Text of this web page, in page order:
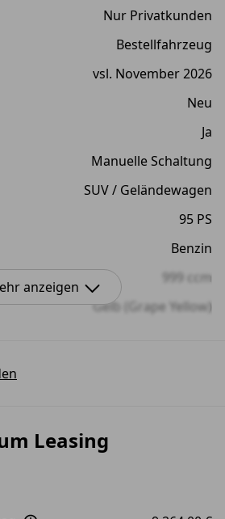
Nur Privatkunden
Bestellfahrzeug
vsl. November 2026
Neu
Ja
Manuelle Schaltung
SUV / Geländewagen
95 PS
Benzin
999 ccm
Gelb (Grape Yellow)
anzeigen
Leasing